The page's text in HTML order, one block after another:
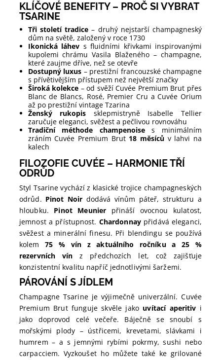
KLÍČOVÉ BENEFITY – PROČ SI VYBRAT
TSARINE
Tři století tradice – druhý nejstarší champagneský
dům na světě, založený v roce 1730
Ikonická láhev s fluidními křivkami inspirovanými
kupolemi chrámu Vasila Blaženého – champagne,
které zaujme dříve, než se otevře
Dostupný luxus – prestižní francouzské champagne
s přívětivějším přístupem než největší značky
Široká kolekce – od svěží Cuvée Premium Brut přes
Blanc de Blancs, Rosé, Premier Cru a Cuvée Orium
až po prestižní vintage Tzarina
Ženský rukopis sklepmistryně Isabelle Tellier
zaručuje eleganci, svěžest a pečlivou rovnováhu
Tradiční méthode champenoises minimálním
zráním Cuvée Premium Brut 18 měsícův lahvi na
kalech
FILOZOFIE CUVÉE – HARMONIE TŘÍ
ODRŮD
Styl Tsarine vychází z klasické trojice champagneských
odrůd. Pinot Noir dodává vínům páteř, strukturu a
hloubku. Pinot Meunier přináší ovocnou kulatost,
jemnost a přístupnost. Chardonnaypřidává eleganci,
svěžest a minerální finesu. Při blendingu se používá
kolem75 % vín z aktuálního ročníku a 25 %
rezervních vín z předchozích let, což zajišťuje
konzistentní kvalitu napříč jednotlivými šaržemi.
PÁROVÁNÍ S JÍDLEM
Champagne Tsarine je výjimečně univerzální. Cuvée
Premium Brut funguje skvěle jako uvítací aperitiv i
jako doprovod celé večeře. Báječně se snoubí s
mořskými plody – ústřicemi, krevetami, slávkami i
humrem – a s jemnými rybími pokrmy, sushi nebo
carpacciem. Vyzkoušet ho můžete také ke grilované